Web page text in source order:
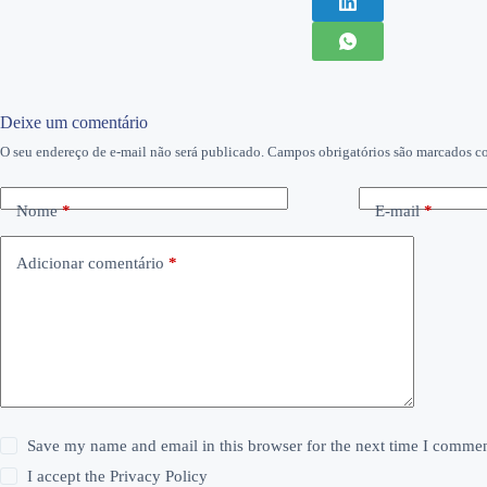
Deixe um comentário
O seu endereço de e-mail não será publicado. Campos obrigatórios são marcados
Nome* E-mail*
Adicionar comentário *
Save my name and email in this browser for the next time I
I accept thePrivacy Policy